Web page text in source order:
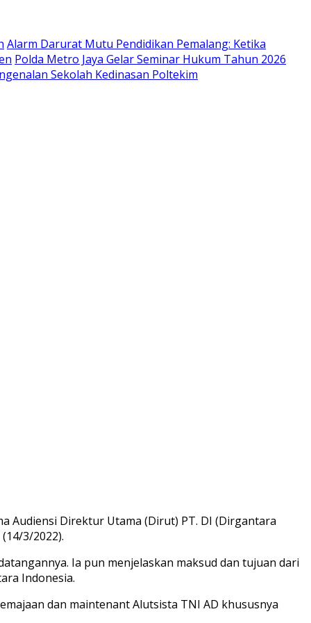
Alarm Darurat Mutu Pendidikan Pemalang: Ketika
Polda Metro Jaya Gelar Seminar Hukum Tahun 2026
Sekolah Kedinasan Poltekim
Audiensi Direktur Utama (Dirut) PT. DI (Dirgantara
3/2022).
Ia pun menjelaskan maksud dan tujuan dari
Indonesia.
dan maintenant Alutsista TNI AD khususnya